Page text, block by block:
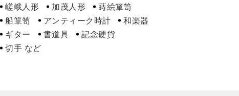
嵯峨人形
加茂人形
蒔絵箪笥
船箪笥
アンティーク時計
和楽器
ギター
書道具
記念硬貨
切手